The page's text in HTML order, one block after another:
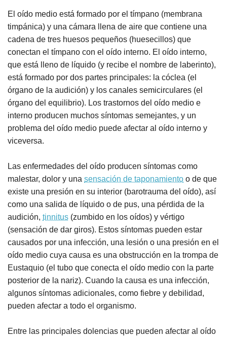
El oído medio está formado por el tímpano (membrana
timpánica) y una cámara llena de aire que contiene una
cadena de tres huesos pequeños (huesecillos) que
conectan el tímpano con el oído interno. El oído interno,
que está lleno de líquido (y recibe el nombre de laberinto),
está formado por dos partes principales: la cóclea (el
órgano de la audición) y los canales semicirculares (el
órgano del equilibrio). Los trastornos del oído medio e
interno producen muchos síntomas semejantes, y un
problema del oído medio puede afectar al oído interno y
viceversa.
Las enfermedades del oído producen síntomas como
malestar, dolor y una sensación de taponamiento o de que
existe una presión en su interior (barotrauma del oído), así
como una salida de líquido o de pus, una pérdida de la
audición, tinnitus (zumbido en los oídos) y vértigo
(sensación de dar giros). Estos síntomas pueden estar
causados por una infección, una lesión o una presión en el
oído medio cuya causa es una obstrucción en la trompa de
Eustaquio (el tubo que conecta el oído medio con la parte
posterior de la nariz). Cuando la causa es una infección,
algunos síntomas adicionales, como fiebre y debilidad,
pueden afectar a todo el organismo.
Entre las principales dolencias que pueden afectar al oído